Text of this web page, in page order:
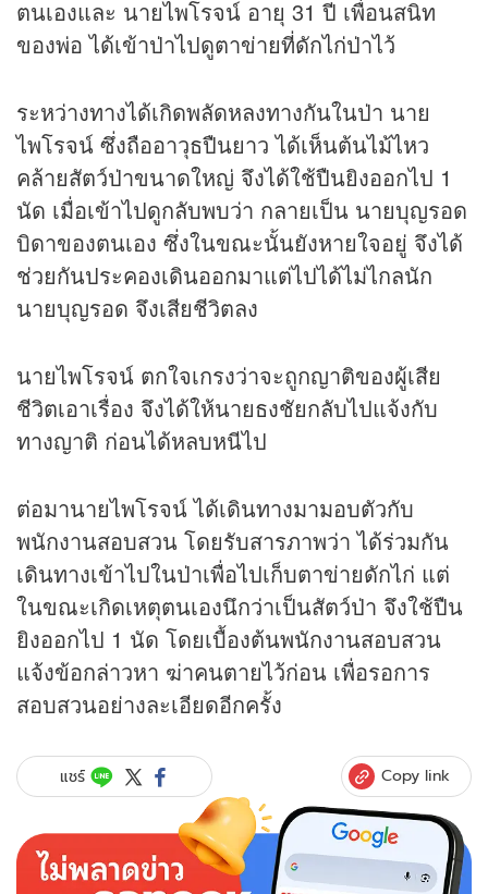
ตนเองและ นายไพโรจน์ อายุ 31 ปี เพื่อนสนิท
ของพ่อ ได้เข้าป่าไปดูตาข่ายที่ดักไก่ป่าไว้
ระหว่างทางได้เกิดพลัดหลงทางกันในป่า นาย
ไพโรจน์ ซึ่งถืออาวุธปืนยาว ได้เห็นต้นไม้ไหว
คล้ายสัตว์ป่าขนาดใหญ่ จึงได้ใช้ปืนยิงออกไป 1
นัด เมื่อเข้าไปดูกลับพบว่า กลายเป็น นายบุญรอด
บิดาของตนเอง ซึ่งในขณะนั้นยังหายใจอยู่ จึงได้
ช่วยกันประคองเดินออกมาแต่ไปได้ไม่ไกลนัก
นายบุญรอด จึงเสียชีวิตลง
นายไพโรจน์ ตกใจเกรงว่าจะถูกญาติของผู้เสีย
ชีวิตเอาเรื่อง จึงได้ให้นายธงชัยกลับไปแจ้งกับ
ทางญาติ ก่อนได้หลบหนีไป
ต่อมานายไพโรจน์ ได้เดินทางมามอบตัวกับ
พนักงานสอบสวน โดยรับสารภาพว่า ได้ร่วมกัน
เดินทางเข้าไปในป่าเพื่อไปเก็บตาข่ายดักไก่ แต่
ในขณะเกิดเหตุตนเองนึกว่าเป็นสัตว์ป่า จึงใช้ปืน
ยิงออกไป 1 นัด โดยเบื้องต้นพนักงานสอบสวน
แจ้งข้อกล่าวหา ฆ่าคนตายไว้ก่อน เพื่อรอการ
สอบสวนอย่างละเอียดอีกครั้ง
แชร์ Copy link